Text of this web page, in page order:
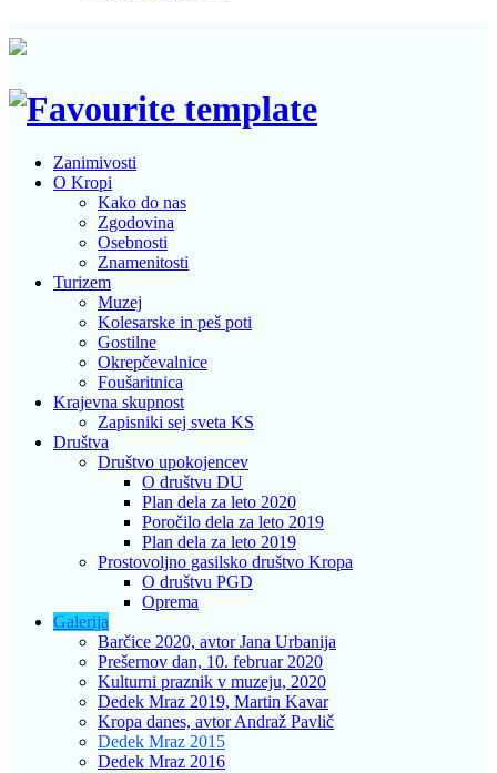
Zanimivosti
O Kropi
Kako do nas
Zgodovina
Osebnosti
Znamenitosti
Turizem
Muzej
Kolesarske in peš poti
Gostilne
Okrepčevalnice
Foušaritnica
Krajevna skupnost
Zapisniki sej sveta KS
Društva
Društvo upokojencev
O društvu DU
Plan dela za leto 2020
Poročilo dela za leto 2019
Plan dela za leto 2019
Prostovoljno gasilsko društvo Kropa
O društvu PGD
Oprema
Galerija
Barčice 2020, avtor Jana Urbanija
Prešernov dan, 10. februar 2020
Kulturni praznik v muzeju, 2020
Dedek Mraz 2019, Martin Kavar
Kropa danes, avtor Andraž Pavlič
Dedek Mraz 2015
Dedek Mraz 2016